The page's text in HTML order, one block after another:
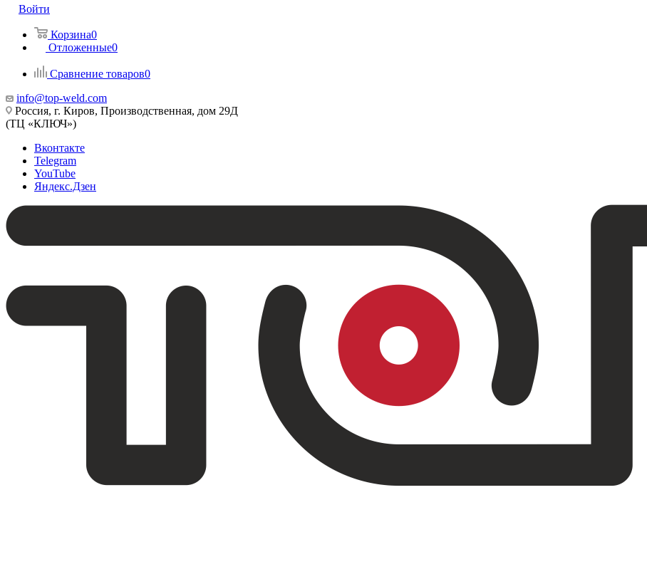
Войти
Корзина0
Отложенные0
Сравнение товаров0
info@top-weld.com
Россия, г. Киров, Производственная, дом 29Д
(ТЦ «КЛЮЧ»)
Вконтакте
Telegram
YouTube
Яндекс.Дзен